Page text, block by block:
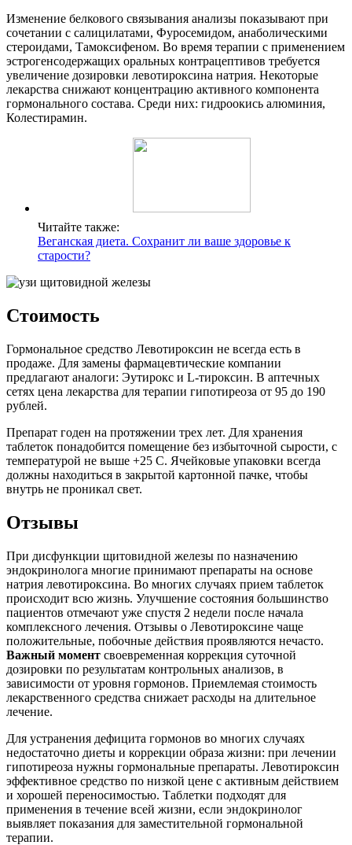
Изменение белкового связывания анализы показывают при
сочетании с салицилатами, Фуросемидом, анаболическими
стероидами, Тамоксифеном. Во время терапии с применением
эстрогенсодержащих оральных контрацептивов требуется
увеличение дозировки левотироксина натрия. Некоторые
лекарства снижают концентрацию активного компонента
гормонального состава. Среди них: гидроокись алюминия,
Колестирамин.
Читайте также:
Веганская диета. Сохранит ли ваше здоровье к
старости?
Стоимость
Гормональное средство Левотироксин не всегда есть в
продаже. Для замены фармацевтические компании
предлагают аналоги: Эутирокс и L-тироксин. В аптечных
сетях цена лекарства для терапии гипотиреоза от 95 до 190
рублей.
Препарат годен на протяжении трех лет. Для хранения
таблеток понадобится помещение без избыточной сырости, с
температурой не выше +25 С. Ячейковые упаковки всегда
должны находиться в закрытой картонной пачке, чтобы
внутрь не проникал свет.
Отзывы
При дисфункции щитовидной железы по назначению
эндокринолога многие принимают препараты на основе
натрия левотироксина. Во многих случаях прием таблеток
происходит всю жизнь. Улучшение состояния большинство
пациентов отмечают уже спустя 2 недели после начала
комплексного лечения. Отзывы о Левотироксине чаще
положительные, побочные действия проявляются нечасто.
Важный момент своевременная коррекция суточной
дозировки по результатам контрольных анализов, в
зависимости от уровня гормонов. Приемлемая стоимость
лекарственного средства снижает расходы на длительное
лечение.
Для устранения дефицита гормонов во многих случаях
недостаточно диеты и коррекции образа жизни: при лечении
гипотиреоза нужны гормональные препараты. Левотироксин
эффективное средство по низкой цене с активным действием
и хорошей переносимостью. Таблетки подходят для
применения в течение всей жизни, если эндокринолог
выявляет показания для заместительной гормональной
терапии.